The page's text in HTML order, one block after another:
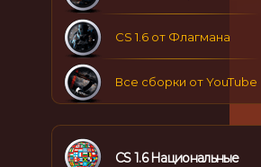
CS 1.6 от Флагмана
Все сборки от YouTube
CS 1.6 Национальные